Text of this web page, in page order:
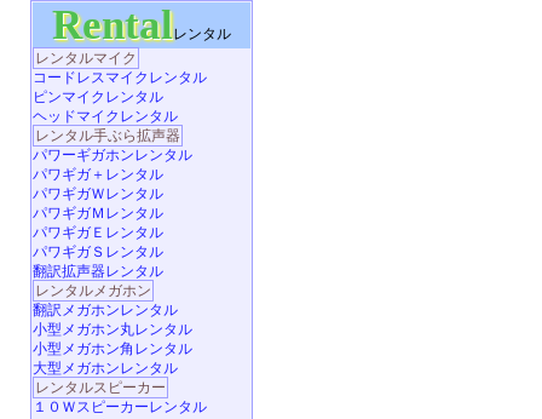
Rentalレンタル
レンタルマイク
コードレスマイクレンタル
ピンマイクレンタル
ヘッドマイクレンタル
レンタル手ぶら拡声器
パワーギガホンレンタル
パワギガ＋レンタル
パワギガＷレンタル
パワギガＭレンタル
パワギガＥレンタル
パワギガＳレンタル
翻訳拡声器レンタル
レンタルメガホン
翻訳メガホンレンタル
小型メガホン丸レンタル
小型メガホン角レンタル
大型メガホンレンタル
レンタルスピーカー
１０Ｗスピーカーレンタル